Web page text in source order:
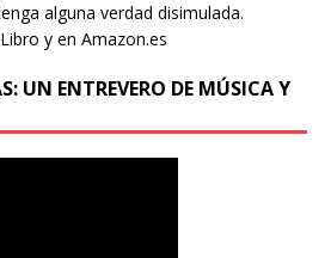
alguna verdad disimulada.
y en Amazon.es
UN ENTREVERO DE MÚSICA Y